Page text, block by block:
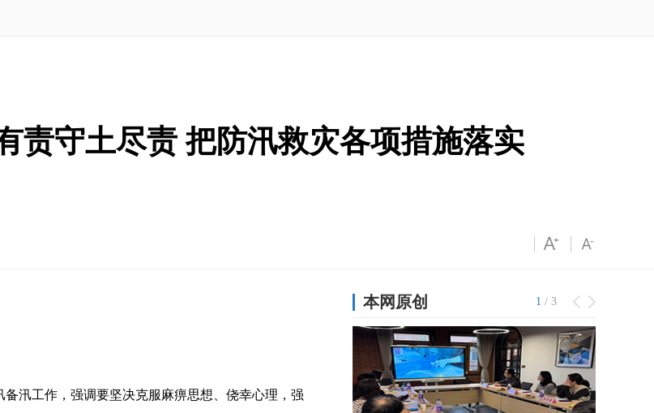
责守土尽责 把防汛救灾各项措施落实
汛工作，强调要坚决克服麻痹思想、侥幸心理，强